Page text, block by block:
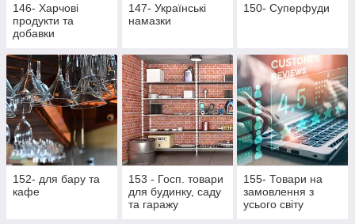
146- Харчові
продукти та
добавки
147- Українські
намазки
150- Суперфуди
152- для бару та
кафе
153 - Госп. товари
для будинку, саду
та гаражу
155- Товари на
замовлення з
усього світу